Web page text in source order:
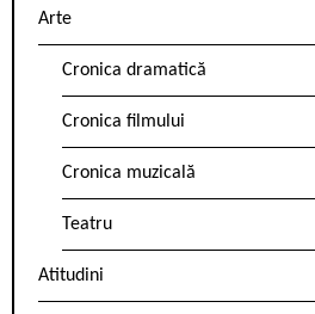
Arte
Cronica dramatică
Cronica filmului
Cronica muzicală
Teatru
Atitudini